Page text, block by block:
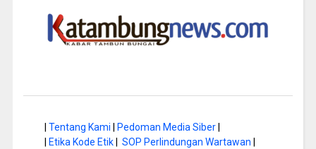
Tentang Kami Pedoman Media Siber|
Etika Kode Etik| SOP Perlindungan Wartawan